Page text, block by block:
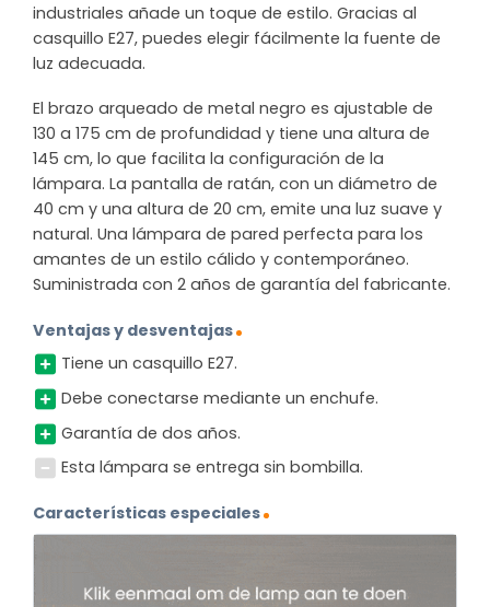
industriales añade un toque de estilo. Gracias al
casquillo E27, puedes elegir fácilmente la fuente de
luz adecuada.
El brazo arqueado de metal negro es ajustable de
130 a 175 cm de profundidad y tiene una altura de
145 cm, lo que facilita la configuración de la
lámpara. La pantalla de ratán, con un diámetro de
40 cm y una altura de 20 cm, emite una luz suave y
natural. Una lámpara de pared perfecta para los
amantes de un estilo cálido y contemporáneo.
Suministrada con 2 años de garantía del fabricante.
Ventajas y desventajas
Tiene un casquillo E27.
Debe conectarse mediante un enchufe.
Garantía de dos años.
Esta lámpara se entrega sin bombilla.
Características especiales